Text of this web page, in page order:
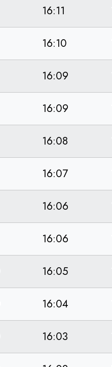
16:11
16:10
16:09
16:09
16:08
16:07
16:06
16:06
16:05
16:04
16:03